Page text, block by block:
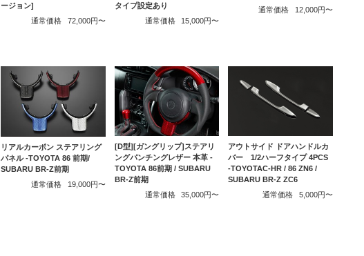
ージョン]
通常価格
72,000円〜
タイプ設定あり
通常価格
15,000円〜
通常価格
12,000円〜
リアルカーボン ステアリング
パネル -TOYOTA 86 前期/
SUBARU BR-Z前期
通常価格
19,000円〜
[D型][ガングリップ]ステアリ
ングパンチングレザー 本革 -
TOYOTA 86前期 / SUBARU
BR-Z前期
通常価格
35,000円〜
アウトサイド ドアハンドルカ
バー 1/2ハーフタイプ 4PCS
-TOYOTAC-HR / 86 ZN6 /
SUBARU BR-Z ZC6
通常価格
5,000円〜